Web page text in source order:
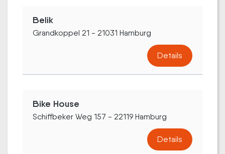
Belik
Grandkoppel 21 - 21031 Hamburg
Details
Bike House
Schiffbeker Weg 157 - 22119 Hamburg
Details